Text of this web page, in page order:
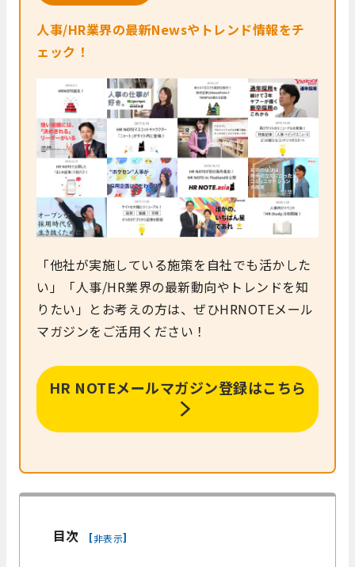
人事/HR業界の最新Newsやトレンド情報をチ
ェック！
「他社が実施している施策を自社でも活かした
い」「人事/HR業界の最新動向やトレンドを知
りたい」とお考えの方は、ぜひHRNOTEメール
マガジンをご活用ください！
HR NOTEメールマガジン登録はこちら
目次 [非表示]